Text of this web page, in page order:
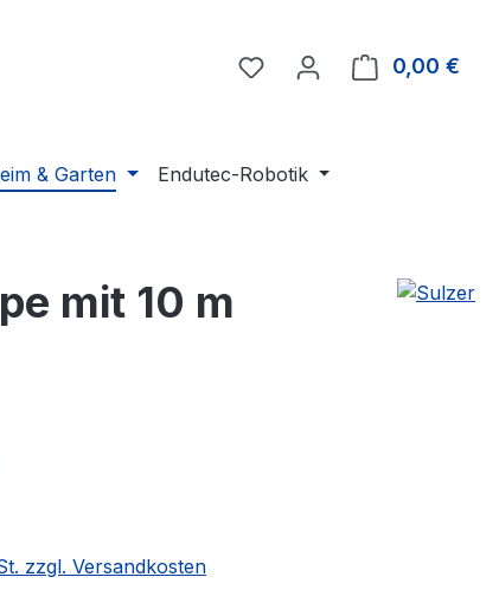
Du hast 0 Produkte auf
0,00 €
& Garten Endutec-Robotik
mit 10 m
zzgl. Versandkosten